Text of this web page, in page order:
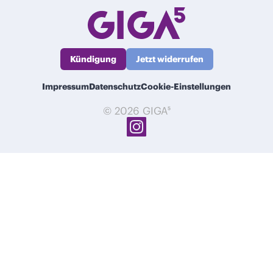
Kündigung Jetzt widerrufen
ImpressumDatenschutzCookie-Einstellungen
© 2026 GIGA⁵